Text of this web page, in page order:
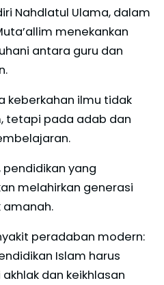
Nahdlatul Ulama, dalam
menekankan
antara guru dan
keberkahan ilmu tidak
tetapi pada adab dan
pendidikan yang
melahirkan generasi
peradaban modern:
Islam harus
dan keikhlasan